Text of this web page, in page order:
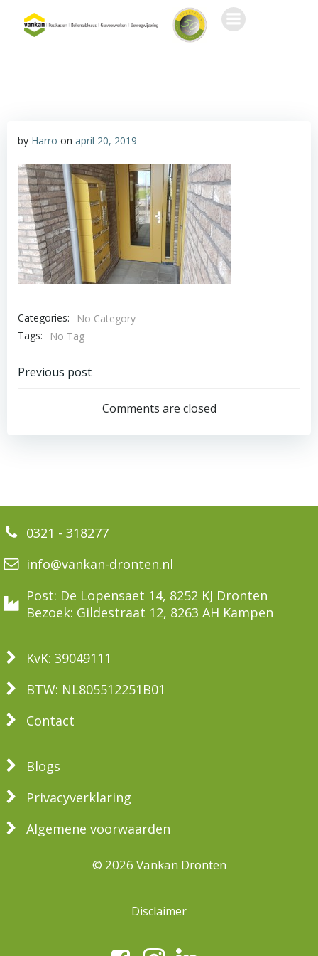
naar
by Harro on april 20, 2019
Categories:
No Category
Tags:
No Tag
Bericht
navigatie
Previous post
Comments are closed
0321 - 318277
info@vankan-dronten.nl
Post: De Lopensaet 14, 8252 KJ Dronten
Bezoek: Gildestraat 12, 8263 AH Kampen
KvK: 39049111
BTW: NL805512251B01
Contact
Blogs
Privacyverklaring
Algemene voorwaarden
© 2026 Vankan Dronten
Disclaimer